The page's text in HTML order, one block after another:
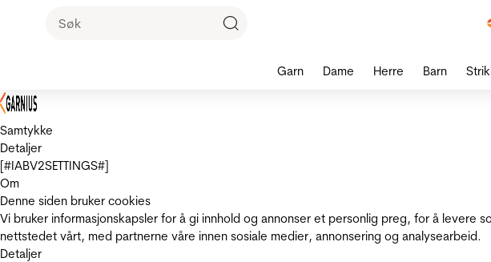
Samtykke
Detaljer
[#IABV2SETTINGS#]
Om
Denne siden bruker cookies
Vi bruker informasjonskapsler for å gi innhold og annonser et personlig preg, for å levere
nettstedet vårt, med partnerne våre innen sosiale medier, annonsering og analysearbeid.
Detaljer
Garn Dame Herre Barn